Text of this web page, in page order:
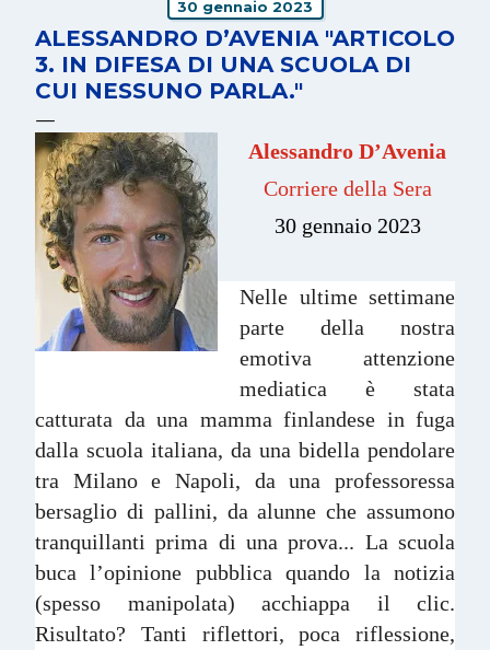
30 gennaio 2023
ALESSANDRO D’AVENIA "ARTICOLO
3. IN DIFESA DI UNA SCUOLA DI
CUI NESSUNO PARLA."
Alessandro D’Avenia
Corriere della Sera
30 gennaio 2023
Nelle ultime settimane
parte della nostra
emotiva attenzione
mediatica è stata
catturata da una mamma finlandese in fuga
dalla scuola italiana, da una bidella pendolare
tra Milano e Napoli, da una professoressa
bersaglio di pallini, da alunne che assumono
tranquillanti prima di una prova... La scuola
buca l’opinione pubblica quando la notizia
(spesso manipolata) acchiappa il clic.
Risultato? Tanti riflettori, poca riflessione,